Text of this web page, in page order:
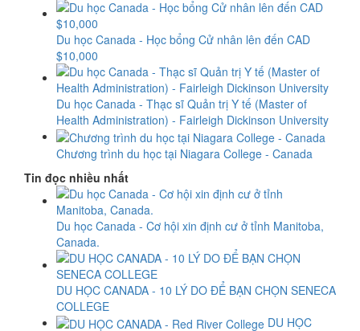
Du học Canada - Học bổng Cử nhân lên đến CAD
$10,000
Du học Canada - Thạc sĩ Quản trị Y tế (Master of
Health Administration) - Fairleigh Dickinson University
Chương trình du học tại Niagara College - Canada
Tin đọc nhiều nhất
Du học Canada - Cơ hội xin định cư ở tỉnh Manitoba,
Canada.
DU HỌC CANADA - 10 LÝ DO ĐỂ BẠN CHỌN SENECA
COLLEGE
DU HỌC